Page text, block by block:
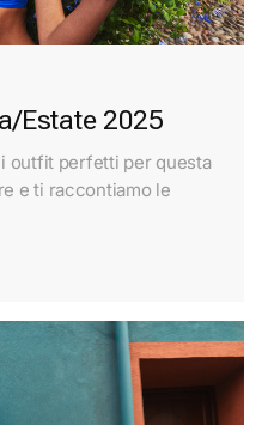
Estate 2025
outfit perfetti per questa
e ti raccontiamo le